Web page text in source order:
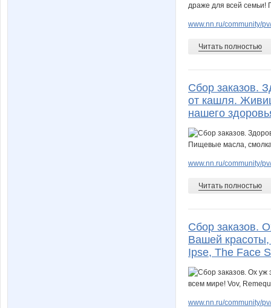
www.nn.ru/community/
Читать полностью
Сбор заказов.
от кашля.
нашего
www.nn.ru/community/
Читать полностью
Сбор заказов.
Вашей
Ipse, The Face
www.nn.ru/community/